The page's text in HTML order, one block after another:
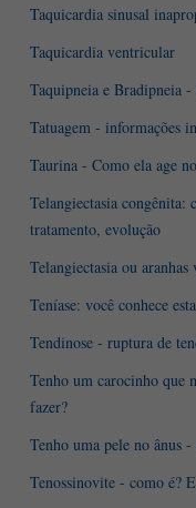
Taquicardia sinusal
Taquicardia ventricular
Taquipneia e Bradipneia -
Tatuagem - informações
Taurina - Como ela age
Telangiectasia congênita:
tratamento, evolução
Telangiectasia ou aranhas
Teníase: você conhece
Tendinose - ruptura de
Tenho um carocinho que
fazer?
Tenho uma pele no ânus
Tenossinovite - como é?